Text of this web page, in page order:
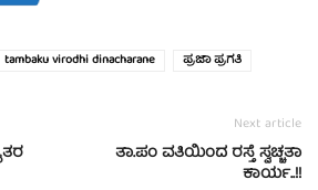
tambaku virodhi dinacharane ಪ್ರಜಾ ಪ್ರಗತಿ
Next article
ತಾ.ಪಂ ವತಿಯಿಂದ ರಸ್ತೆ ಸ್ವಚ್ಚತಾ
ಕಾರ್ಯ..!!